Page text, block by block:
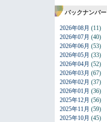
バックナンバー
2026年08月 (11)
2026年07月 (40)
2026年06月 (53)
2026年05月 (33)
2026年04月 (52)
2026年03月 (67)
2026年02月 (37)
2026年01月 (36)
2025年12月 (56)
2025年11月 (59)
2025年10月 (45)